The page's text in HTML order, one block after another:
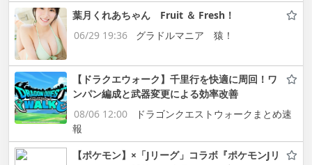
葉月くれあちゃん Fruit ＆ Fresh！
06/29 19:36
グラドルマニア 猿！
【ドラクエウォーク】千里行を快適に周回！ワ
ンパン編成と武器変更による効率改善
08/06 12:00
ドラゴンクエストウォークまとめ速
報
【ポケモン】×「Jリーグ」コラボ『ポケモンJリ